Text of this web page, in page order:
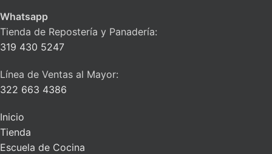
Whatsapp
Tienda de Repostería y Panadería:
319 430 5247
Línea de Ventas al Mayor:
322 663 4386
Inicio
Tienda
Escuela de Cocina